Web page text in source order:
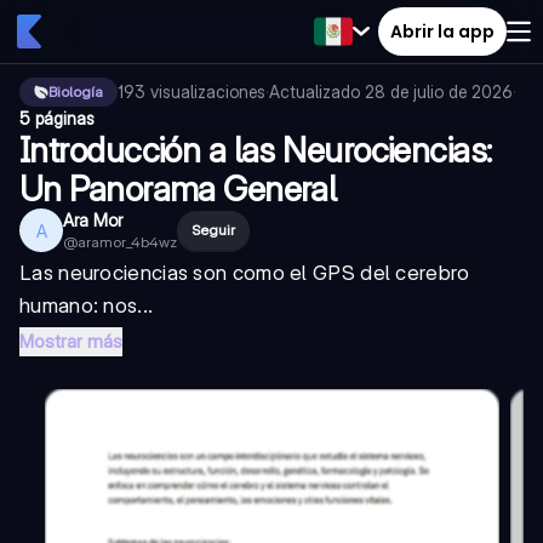
Abrir la app
Biología 193 visualizaciones·Actualizado 28 de julio de 2026·
5 páginas
Introducción a las Neurociencias:
Un Panorama General
A Ara Mor
@aramor_4b4wz
Seguir
Las neurociencias son como el GPS del cerebro
humano: nos...
Mostrar más